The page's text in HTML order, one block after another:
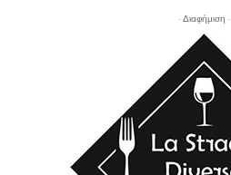
- Διαφήμιση -